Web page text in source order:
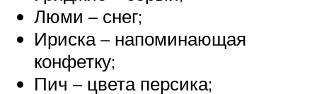
Люми – снег;
Ириска – напоминающая
конфетку;
Пич – цвета персика;